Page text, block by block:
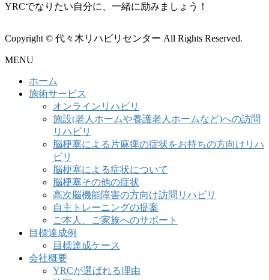
YRCでなりたい自分に、一緒に励みましょう！
Copyright © 代々木リハビリセンター All Rights Reserved.
MENU
ホーム
施術サービス
オンラインリハビリ
施設(老人ホームや養護老人ホームなど)への訪問
リハビリ
脳梗塞による片麻痺の症状をお持ちの方向けリハ
ビリ
脳梗塞による症状について
脳梗塞その他の症状
高次脳機能障害の方向け訪問リハビリ
自主トレーニングの提案
ご本人、ご家族へのサポート
目標達成例
目標達成ケース
会社概要
YRCが選ばれる理由